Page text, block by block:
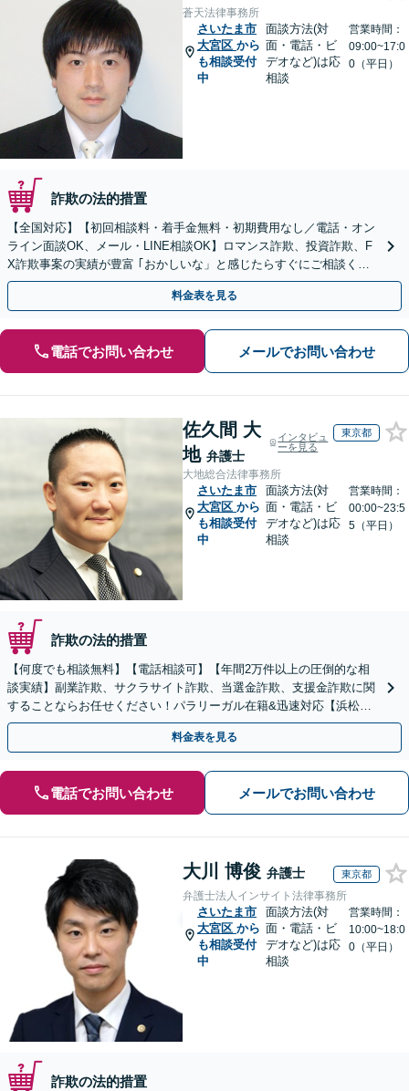
蒼天法律事務所
さいたま市
大宮区 から
も相談受付
中
面談方法(対
面・電話・ビ
デオなど)は応
相談
営業時間：
09:00~17:0
0（平日）
詐欺の法的措置
【全国対応】【初回相談料・着手金無料・初期費用なし／電話・オン
ライン面談OK、メール・LINE相談OK】ロマンス詐欺、投資詐欺、F
X詐欺事案の実績が豊富 ｢おかしいな」と感じたらすぐにご相談くだ
さい。
料金表を見る
電話でお問い合わせ メールでお問い合わせ
佐久間 大
地 弁護士
インタビュ
ーを見る
東京都
大地総合法律事務所
さいたま市
大宮区 から
も相談受付
中
面談方法(対
面・電話・ビ
デオなど)は応
相談
営業時間：
00:00~23:5
5（平日）
詐欺の法的措置
【何度でも相談無料】【電話相談可】【年間2万件以上の圧倒的な相
談実績】副業詐欺、サクラサイト詐欺、当選金詐欺、支援金詐欺に関
することならお任せください！パラリーガル在籍&迅速対応【浜松町
駅1分】※結婚詐欺・ロマンス詐欺に関するご相談はお断り
料金表を見る
電話でお問い合わせ メールでお問い合わせ
大川 博俊 弁護士 東京都
弁護士法人インサイト法律事務所
さいたま市
大宮区 から
も相談受付
中
面談方法(対
面・電話・ビ
デオなど)は応
相談
営業時間：
10:00~18:0
0（平日）
詐欺の法的措置